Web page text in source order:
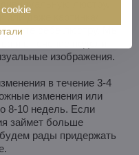
люстру.
или даже картинка/
себе люстру. Мы
изображения.
в течение 3-4
изменения или
8-10 недель. Если
займет больше
рады придержать